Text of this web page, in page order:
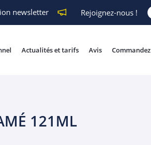
newsletter Rejoignez-nous !
Actualités et tarifs Avis Commandez
121ML